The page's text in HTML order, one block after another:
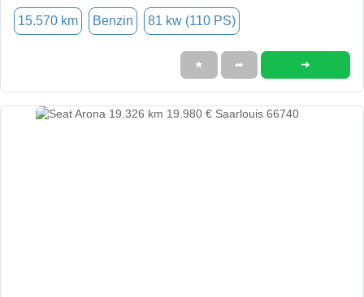
15.570 km Benzin 81 kw (110 PS)
★ ➦ ➜